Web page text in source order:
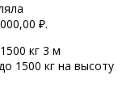
₽.
кг 3 м
1500 кг на высоту